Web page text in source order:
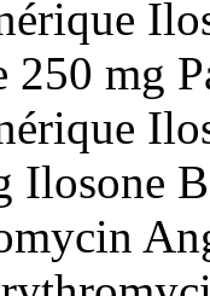
250 mg
Ilosone